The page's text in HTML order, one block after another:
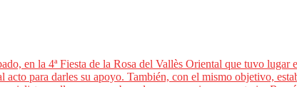
en la 4ª Fiesta de la Rosa del Vallès Oriental que tuvo
para darles su apoyo. También, con el mismo objetivo,